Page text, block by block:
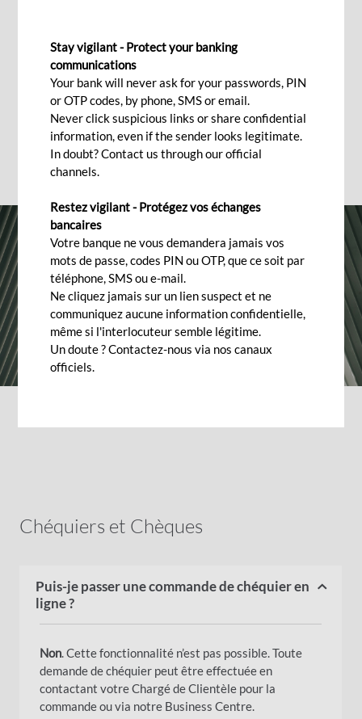
Foire aux questions
Chéquiers et Chèques
Puis-je passer une commande de chéquier en
ligne ?
Non. Cette fonctionnalité n’est pas possible. Toute
demande de chéquier peut être effectuée en
contactant votre Chargé de Clientèle pour la
commandeou via notre Business Centre.
Stay vigilant - Protect your banking
communications
Your bank will never ask for your passwords, PIN
or OTP codes, by phone, SMS or email.
Never click suspicious links or share confidential
information, even if the sender looks legitimate.
In doubt? Contact us through our official
channels.
Restez vigilant - Protégez vos échanges
bancaires
Votre banque ne vous demandera jamais vos
mots de passe, codes PIN ou OTP, que ce soit par
téléphone, SMS ou e-mail.
Ne cliquez jamais sur un lien suspect et ne
communiquez aucune information confidentielle,
même si l'interlocuteur semble légitime.
Un doute ? Contactez-nous via nos canaux
officiels.